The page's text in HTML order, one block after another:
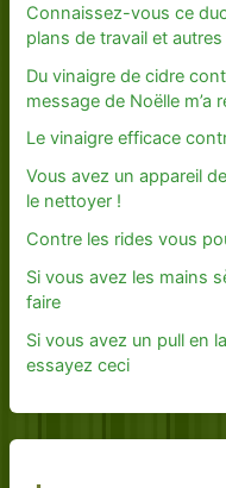
Connaissez-vous ce
plans de travail et
Du vinaigre de cidre
message de Noëlle m’a
Le vinaigre efficace
Vous avez un appareil
le nettoyer !
Contre les rides vous
Si vous avez les mains
faire
Si vous avez un pull en
essayez ceci